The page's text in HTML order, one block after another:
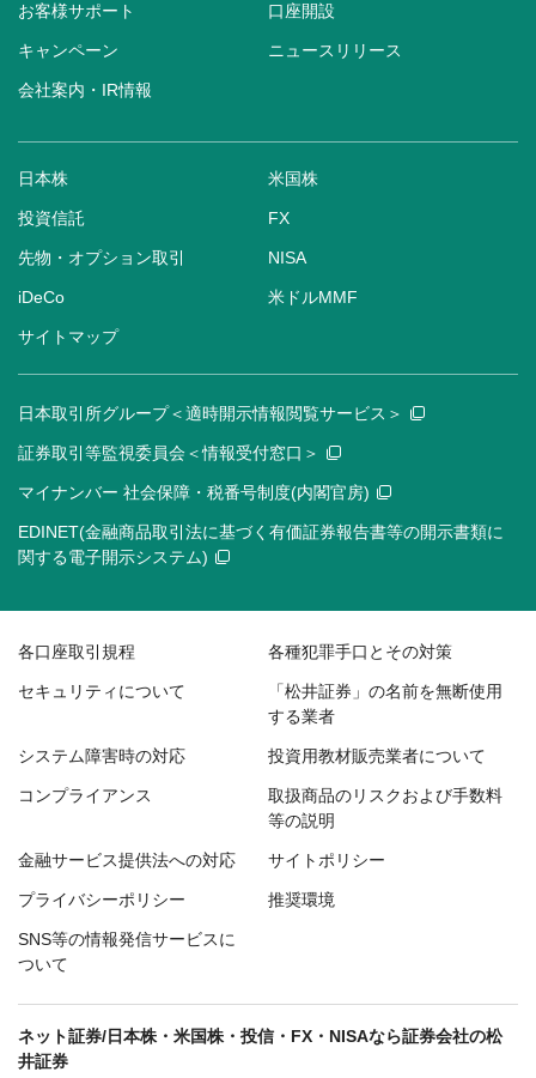
お客様サポート 口座開設
キャンペーン ニュースリリース
会社案内・IR情報
日本株 米国株
投資信託 FX
先物・オプション取引 NISA
iDeCo 米ドルMMF
サイトマップ
日本取引所グループ＜適時開示情報閲覧サービス＞
証券取引等監視委員会＜情報受付窓口＞
マイナンバー 社会保障・税番号制度(内閣官房)
EDINET(金融商品取引法に基づく有価証券報告書等の開示書類に
関する電子開示システム)
各口座取引規程 各種犯罪手口とその対策
セキュリティについて
「松井証券」の名前を無断使用
する業者
システム障害時の対応 投資用教材販売業者について
コンプライアンス
取扱商品のリスクおよび手数料
等の説明
金融サービス提供法への対応 サイトポリシー
プライバシーポリシー 推奨環境
SNS等の情報発信サービスに
ついて
ネット証券/日本株・米国株・投信・FX・NISAなら証券会社の松
井証券